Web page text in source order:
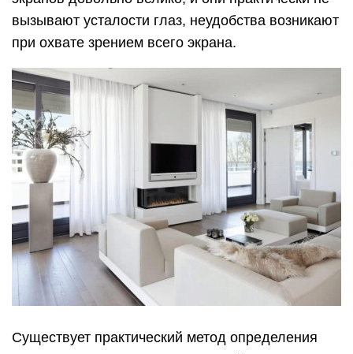
вызывают усталости глаз, неудобства возникают
при охвате зрением всего экрана.
Существует практический метод определения